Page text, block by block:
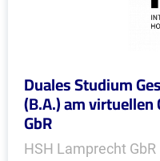
Duales Studium
(B.A.) am
GbR
HSH Lamprecht GbR